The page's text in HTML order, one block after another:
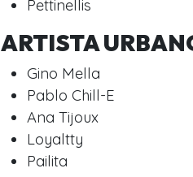
Pettinellis
ARTISTA
Gino Mella
Pablo Chill-E
Ana Tijoux
Loyaltty
Pailita